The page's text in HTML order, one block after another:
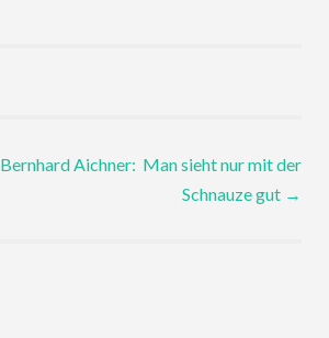
Bernhard Aichner: Man sieht nur mit der
Schnauze gut →